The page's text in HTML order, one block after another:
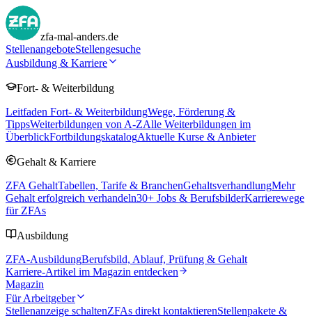
zfa-mal-anders.de
StellenangeboteStellengesuche
Ausbildung & Karriere
Fort- & Weiterbildung
Leitfaden Fort- & WeiterbildungWege, Förderung &
TippsWeiterbildungen von A-ZAlle Weiterbildungen im
ÜberblickFortbildungskatalogAktuelle Kurse & Anbieter
Gehalt & Karriere
ZFA GehaltTabellen, Tarife & BranchenGehaltsverhandlungMehr
Gehalt erfolgreich verhandeln30+ Jobs & BerufsbilderKarrierewege
für ZFAs
Ausbildung
ZFA-AusbildungBerufsbild, Ablauf, Prüfung & Gehalt
Karriere-Artikel im Magazin entdecken
Magazin
Für Arbeitgeber
Stellenanzeige schaltenZFAs direkt kontaktierenStellenpakete &